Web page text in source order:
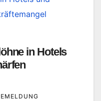
in Hotels